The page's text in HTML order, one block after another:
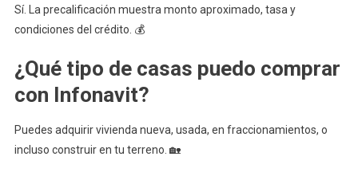
Sí. La precalificación muestra monto aproximado, tasa y
condiciones del crédito. 💰
¿Qué tipo de casas puedo comprar
con Infonavit?
Puedes adquirir vivienda nueva, usada, en fraccionamientos, o
incluso construir en tu terreno. 🏡